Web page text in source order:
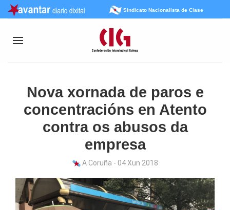
Sindicato Nacionalista de Clase
Nova xornada de paros e
concentracións en Atento
contra os abusos da
empresa
A Coruña - 04 Xun 2018